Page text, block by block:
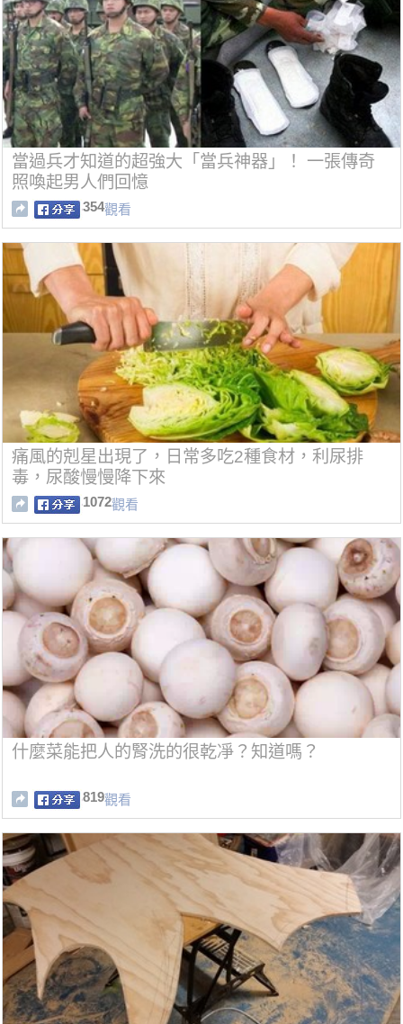
當過兵才知道的超強大「當兵神器」！ 一張傳奇
照喚起男人們回憶
354觀看
痛風的剋星出現了，日常多吃2種食材，利尿排
毒，尿酸慢慢降下來
1072觀看
什麼菜能把人的腎洗的很乾凈？知道嗎？
819觀看